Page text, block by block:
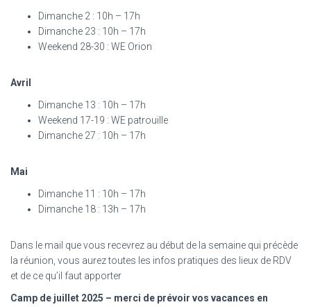
Dimanche 2 : 10h – 17h
Dimanche 23 : 10h – 17h
Weekend 28-30 : WE Orion
Avril
Dimanche 13 : 10h – 17h
Weekend 17-19 : WE patrouille
Dimanche 27 : 10h – 17h
Mai
Dimanche 11 : 10h – 17h
Dimanche 18 : 13h – 17h
Dans le mail que vous recevrez au début de la semaine qui précède
la réunion, vous aurez toutes les infos pratiques des lieux de RDV
et de ce qu’il faut apporter
Camp de juillet 2025 – merci de prévoir vos vacances en